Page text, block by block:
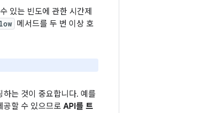
있는 빈도에 관한 시간제
메서드를 두 번 이상 호
는 것이 중요합니다. 예를
공할 수 있으므로 API를 트